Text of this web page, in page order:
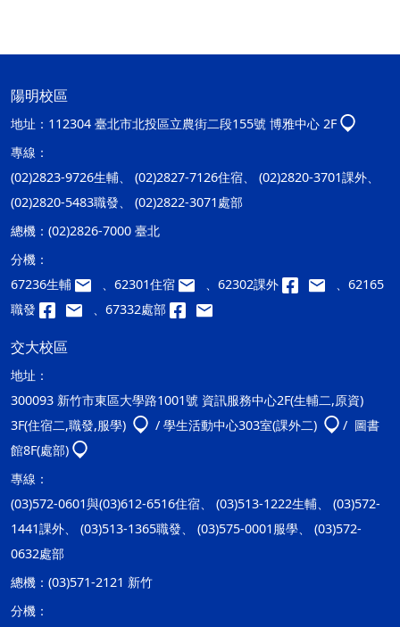
陽明校區
地址： 112304 臺北市北投區立農街二段155號 博雅中心 2F
專線：
(02)2823-9726生輔、 (02)2827-7126住宿、 (02)2820-3701課外、
(02)2820-5483職發、 (02)2822-3071處部
總機： (02)2826-7000 臺北
分機：
67236生輔
、62301住宿 、62302課外
、62165
職發
、67332處部
交大校區
地址：
300093 新竹市東區大學路1001號 資訊服務中心2F(生輔二,原資)
3F(住宿二,職發,服學)
/ 學生活動中心303室(課外二)
/ 圖書
館8F(處部)
專線：
(03)572-0601與(03)612-6516住宿、 (03)513-1222生輔、 (03)572-
1441課外、 (03)513-1365職發、 (03)575-0001服學、 (03)572-
0632處部
總機： (03)571-2121 新竹
分機：